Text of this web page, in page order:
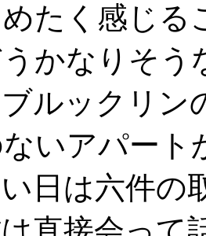
たく感じ
かなりそう
ルックリン
いアパー
日は六件の